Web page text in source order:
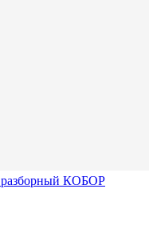
разборный КОБОР